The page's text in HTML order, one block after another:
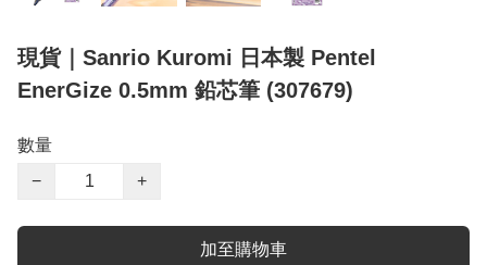
現貨｜Sanrio Kuromi 日本製 Pentel
EnerGize 0.5mm 鉛芯筆 (307679)
數量
−
+
加至購物車